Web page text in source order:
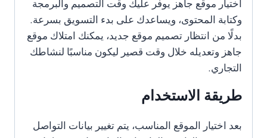
اختيار موقع جاهز يوفر عليك وقت التصميم والبرمجة
وكتابة المحتوى، ويساعدك على بدء التسويق بسرعة.
بدلًا من انتظار تصميم موقع جديد، يمكنك امتلاك موقع
جاهز وتعديله خلال وقت قصير ليكون مناسبًا لنشاطك
التجاري.
طريقة الاستخدام
بعد اختيار الموقع المناسب، يتم تغيير بيانات التواصل